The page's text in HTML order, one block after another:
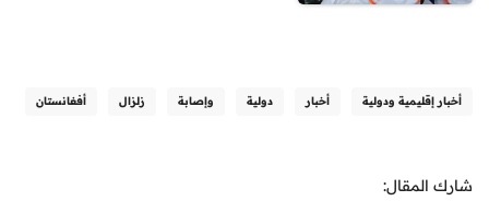
أخبار إقليمية ودولية أخبار دولية وإصابة زلزال أفغانستان
شارك المقال: